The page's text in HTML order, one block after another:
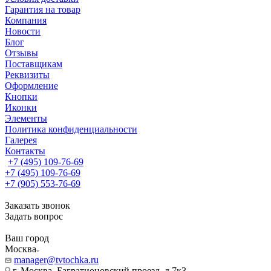
Гарантия на товар
Компания
Новости
Блог
Отзывы
Поставщикам
Реквизиты
Оформление
Кнопки
Иконки
Элементы
Политика конфиденциальности
Галерея
Контакты
+7 (495) 109-76-69
+7 (495) 109-76-69
+7 (905) 553-76-69
Заказать звонок
Задать вопрос
Ваш город
Москва
manager@tvtochka.ru